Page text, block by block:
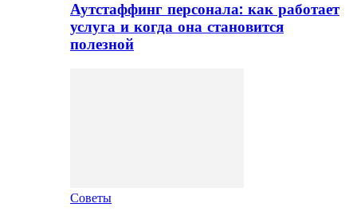
Аутстаффинг персонала: как работает
услуга и когда она становится
полезной
Советы